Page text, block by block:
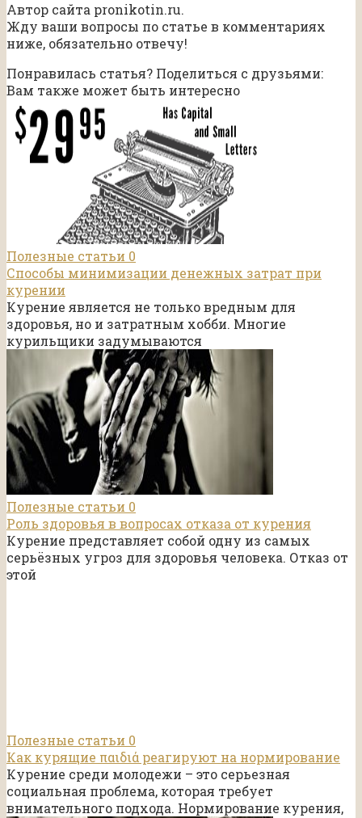
Автор сайта pronikotin.ru.
Жду ваши вопросы по статье в комментариях
ниже, обязательно отвечу!
Понравилась статья? Поделиться с друзьями:
Вам также может быть интересно
Полезные статьи 0
Способы минимизации денежных затрат при
курении
Курение является не только вредным для
здоровья, но и затратным хобби. Многие
курильщики задумываются
Полезные статьи 0
Роль здоровья в вопросах отказа от курения
Курение представляет собой одну из самых
серьёзных угроз для здоровья человека. Отказ от
этой
Полезные статьи 0
Как курящие παιδιά реагируют на нормирование
Курение среди молодежи – это серьезная
социальная проблема, которая требует
внимательного подхода. Нормирование курения,